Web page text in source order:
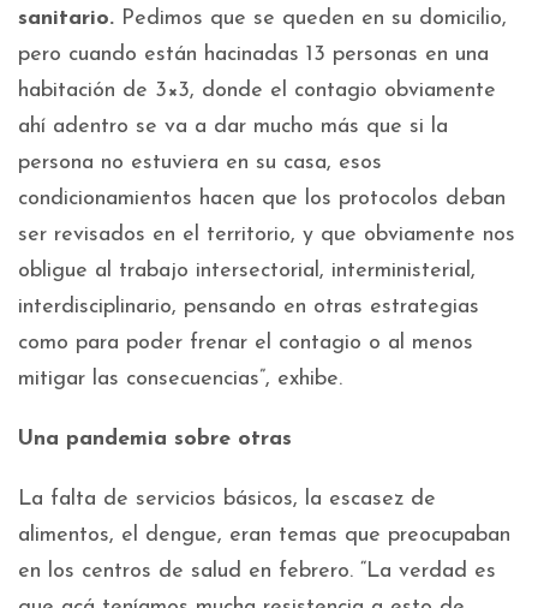
sanitario. Pedimos que se queden en su domicilio,
pero cuando están hacinadas 13 personas en una
habitación de 3×3, donde el contagio obviamente
ahí adentro se va a dar mucho más que si la
persona no estuviera en su casa, esos
condicionamientos hacen que los protocolos deban
ser revisados en el territorio, y que obviamente nos
obligue al trabajo intersectorial, interministerial,
interdisciplinario, pensando en otras estrategias
como para poder frenar el contagio o al menos
mitigar las consecuencias”, exhibe.
Una pandemia sobre otras
La falta de servicios básicos, la escasez de
alimentos, el dengue, eran temas que preocupaban
en los centros de salud en febrero. “La verdad es